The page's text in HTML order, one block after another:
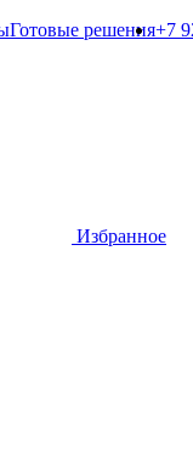
Готовые решения+7
Избранное